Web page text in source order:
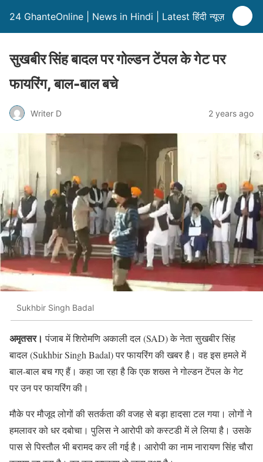
24 GhanteOnline | News in Hindi | Latest हिंदी न्यूज़
सुखबीर सिंह बादल पर गोल्डन टेंपल के गेट पर
फायरिंग, बाल-बाल बचे
Writer D 2 years ago
Sukhbir Singh Badal
अमृतसर। पंजाब में शिरोमणि अकाली दल (SAD) के नेता सुखबीर सिंह
बादल (Sukhbir Singh Badal) पर फायरिंग की खबर है। वह इस हमले में
बाल-बाल बच गए हैं। कहा जा रहा है कि एक शख्स ने गोल्डन टेंपल के गेट
पर उन पर फायरिंग की।
मौके पर मौजूद लोगों की सतर्कता की वजह से बड़ा हादसा टल गया। लोगों ने
हमलावर को धर दबोचा। पुलिस ने आरोपी को कस्टडी में ले लिया है। उसके
पास से पिस्तौल भी बरामद कर ली गई है। आरोपी का नाम नारायण सिंह चौरा